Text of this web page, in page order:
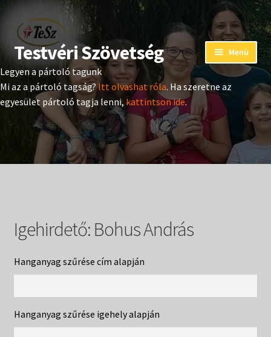
Ugrás
a
navigációhoz
Kilépés
a
tartalomba
Testvéri Szövetség Menü
Eseménynaptár
Adományozás
Pártoló tag belépés
Táborok hanganyaga
Gál Lajos
Legyen a pártoló tagunk
Mi az a pártoló tagság?Itt olvashat róla. Ha szeretne az
egyesület pártoló tagja lenni, kattintson ide.
Igehirdető: Bohus András
Hanganyag szűrése cím alapján
Hanganyag szűrése igehely alapján